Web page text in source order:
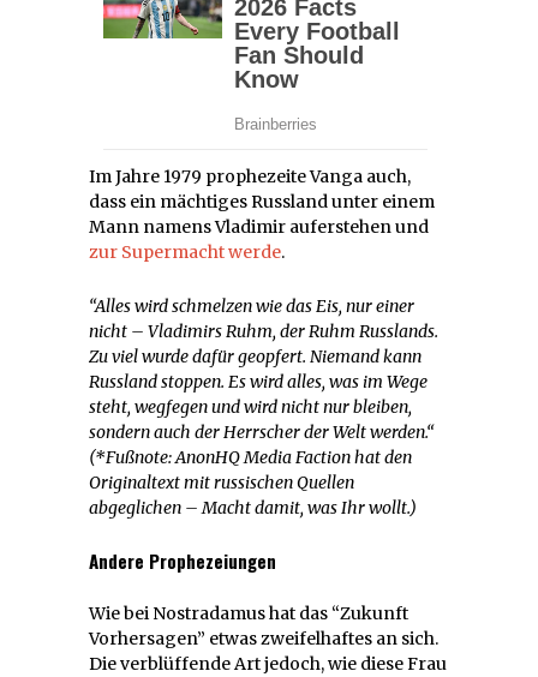
Im Jahre 1979 prophezeite Vanga auch,
dass ein mächtiges Russland unter einem
Mann namens Vladimir auferstehen und
zur Supermacht werde.
“Alles wird schmelzen wie das Eis, nur einer
nicht – Vladimirs Ruhm, der Ruhm Russlands.
Zu viel wurde dafür geopfert. Niemand kann
Russland stoppen. Es wird alles, was im Wege
steht, wegfegen und wird nicht nur bleiben,
sondern auch der Herrscher der Welt werden.“
(*Fußnote: AnonHQ Media Faction hat den
Originaltext mit russischen Quellen
abgeglichen – Macht damit, was Ihr wollt.)
Andere Prophezeiungen
Wie bei Nostradamus hat das “Zukunft
Vorhersagen” etwas zweifelhaftes an sich.
Die verblüffende Art jedoch, wie diese Frau